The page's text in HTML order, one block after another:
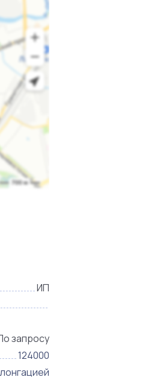
ИП
запросу
124000